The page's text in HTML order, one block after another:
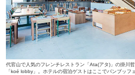
代官山で人気のフレンチレストラン「Ata(アタ)」の掛川
「koé lobby」。ホテルの宿泊ゲストはここでパンブッフ